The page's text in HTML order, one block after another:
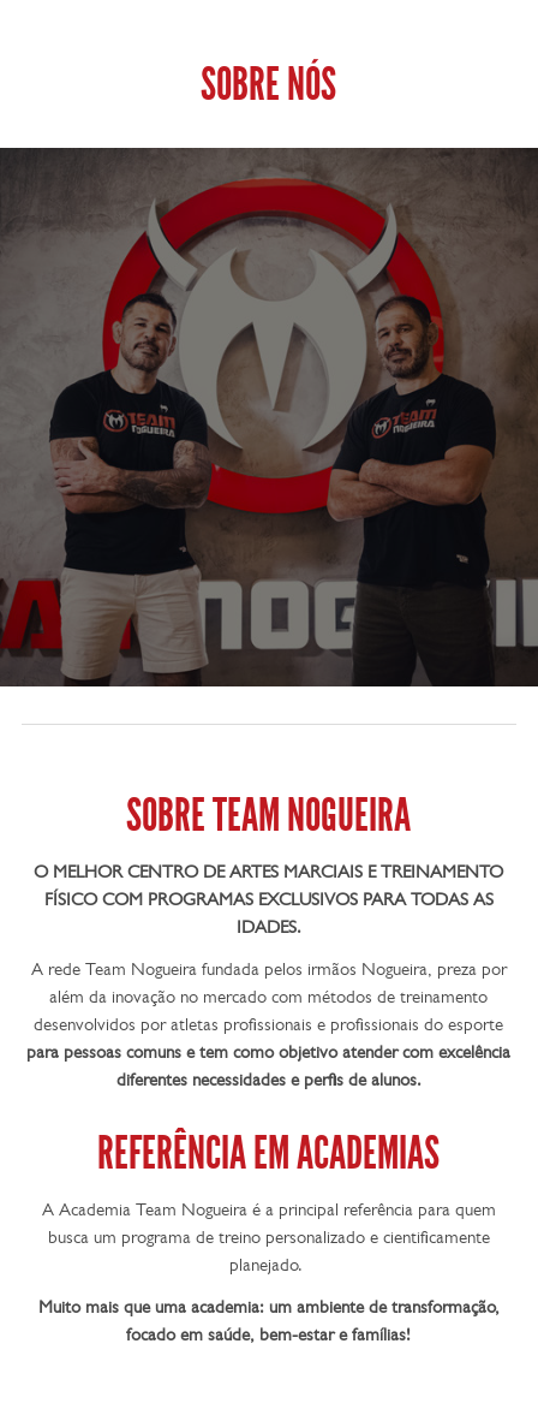
SOBRE NÓS
SOBRE TEAM NOGUEIRA
O MELHOR CENTRO DE ARTES MARCIAIS E TREINAMENTO
FÍSICO COM PROGRAMAS EXCLUSIVOS PARA TODAS AS
IDADES.
A rede Team Nogueira fundada pelos irmãos Nogueira, preza por
além da inovação no mercado com métodos de treinamento
desenvolvidos por atletas profissionais e profissionais do esporte
para pessoas comuns e tem como objetivo atender com excelência
diferentes necessidades e perfis de alunos.
REFERÊNCIA EM ACADEMIAS
A Academia Team Nogueira é a principal referência para quem
busca um programa de treino personalizado e cientificamente
planejado.
Muito mais que uma academia: um ambiente de transformação,
focado em saúde, bem-estar e famílias!